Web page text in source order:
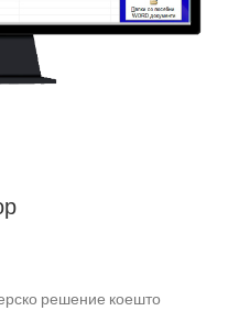
решение коешто